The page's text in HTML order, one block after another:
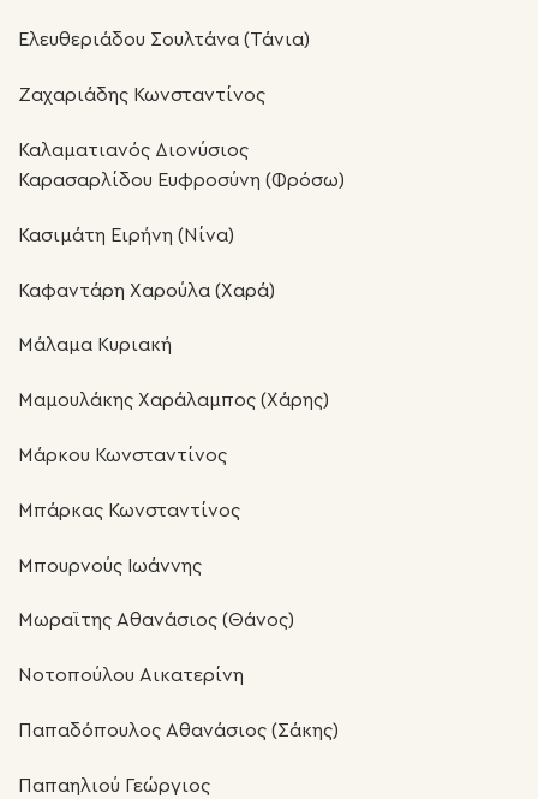
Ελευθεριάδου Σουλτάνα (Τάνια)
Ζαχαριάδης Κωνσταντίνος
Καλαματιανός Διονύσιος
Καρασαρλίδου Ευφροσύνη (Φρόσω)
Κασιμάτη Ειρήνη (Νίνα)
Καφαντάρη Χαρούλα (Χαρά)
Μάλαμα Κυριακή
Μαμουλάκης Χαράλαμπος (Χάρης)
Μάρκου Κωνσταντίνος
Μπάρκας Κωνσταντίνος
Μπουρνούς Ιωάννης
Μωραϊτης Αθανάσιος (Θάνος)
Νοτοπούλου Αικατερίνη
Παπαδόπουλος Αθανάσιος (Σάκης)
Παπαηλιού Γεώργιος